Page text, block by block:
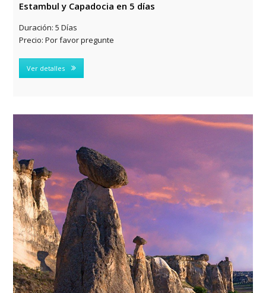
Estambul y Capadocia en 5 días
Duración: 5 Días
Precio: Por favor pregunte
Ver detalles